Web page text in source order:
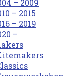
– 2009
– 2015
– 2019
–